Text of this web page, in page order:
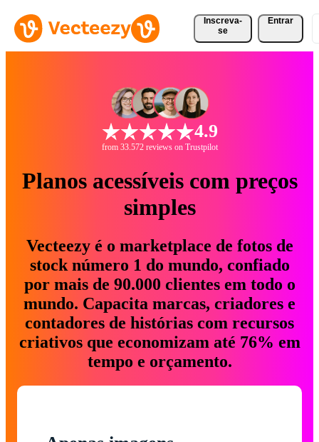
Inscreva-
se
Entrar
4.9
from 33.572 reviews on Trustpilot
Planos acessíveis com preços
simples
Vecteezy é o marketplace de fotos de
stock número 1 do mundo, confiado
por mais de 90.000 clientes em todo o
mundo. Capacita marcas, criadores e
contadores de histórias com recursos
criativos que economizam até 76% em
tempo e orçamento.